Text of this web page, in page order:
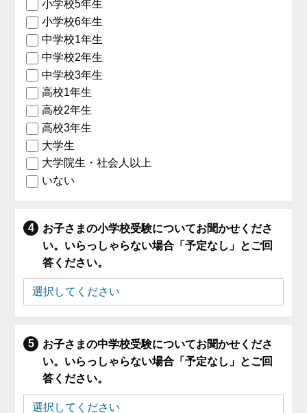
小学校5年生
小学校6年生
中学校1年生
中学校2年生
中学校3年生
高校1年生
高校2年生
高校3年生
大学生
大学院生・社会人以上
いない
お子さまの小学校受験についてお聞かせくださ
い。いらっしゃらない場合「予定なし」とご回
答ください。
お子さまの中学校受験についてお聞かせくださ
い。いらっしゃらない場合「予定なし」とご回
答ください。